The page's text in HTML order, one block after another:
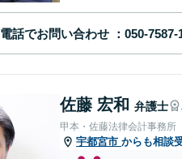
電話でお問い合わせ
佐藤 宏和 弁護士
甲本・佐藤法律会計事務所
宇都宮市 からも相談